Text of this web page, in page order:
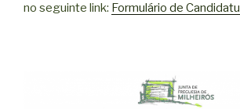
no seguinte link: Formulário de